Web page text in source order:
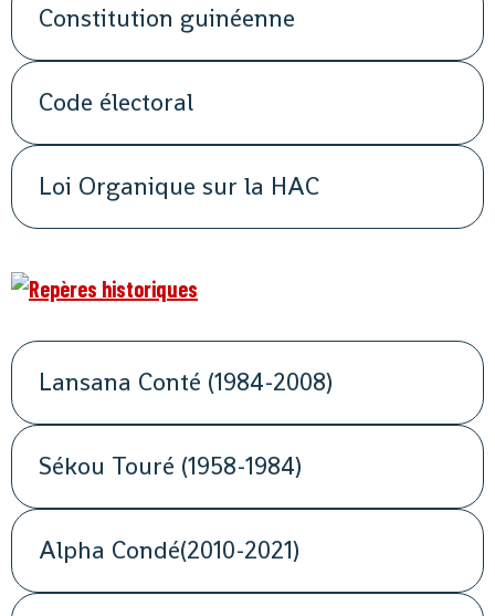
Constitution guinéenne
Code électoral
Loi Organique sur la HAC
Lansana Conté (1984-2008)
Sékou Touré (1958-1984)
Alpha Condé(2010-2021)